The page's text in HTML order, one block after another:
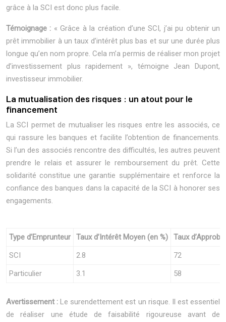
grâce à la SCI est donc plus facile.
Témoignage : « Grâce à la création d’une SCI, j’ai pu obtenir un
prêt immobilier à un taux d’intérêt plus bas et sur une durée plus
longue qu’en nom propre. Cela m’a permis de réaliser mon projet
d’investissement plus rapidement », témoigne Jean Dupont,
investisseur immobilier.
La mutualisation des risques : un atout pour le
financement
La SCI permet de mutualiser les risques entre les associés, ce
qui rassure les banques et facilite l’obtention de financements.
Si l’un des associés rencontre des difficultés, les autres peuvent
prendre le relais et assurer le remboursement du prêt. Cette
solidarité constitue une garantie supplémentaire et renforce la
confiance des banques dans la capacité de la SCI à honorer ses
engagements.
Type d’Emprunteur Taux d’Intérêt Moyen (en %)
Taux
SCI
2.8
72
Particulier
3.1 58
Avertissement :Le surendettement est un risque. Il est essentiel
de réaliser une étude de faisabilité rigoureuse avant de